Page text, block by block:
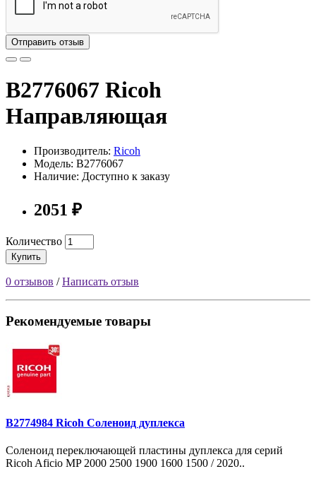
Отправить отзыв
B2776067 Ricoh
Направляющая
Производитель: Ricoh
Модель: B2776067
Наличие: Доступно к заказу
2051 ₽
Количество
Купить
0 отзывов /Написать отзыв
Рекомендуемые товары
B2774984 Ricoh Соленоид дуплекса
Соленоид переключающей пластины дуплекса для серий
Ricoh Aficio MP 2000 2500 1900 1600 1500 / 2020..